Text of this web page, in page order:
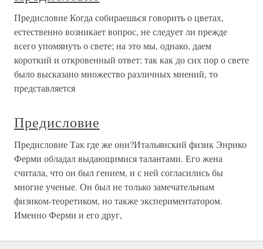
Предисловие Когда собираешься говорить о цветах,
естественно возникает вопрос, не следует ли прежде
всего упомянуть о свете; на это мы, однако, даем
короткий и откровенный ответ: так как до сих пор о свете
было высказано множество различных мнений, то
представляется
Предисловие
Предисловие Так где же они?Итальянский физик Энрико
Ферми обладал выдающимися талантами. Его жена
считала, что он был гением, и с ней согласились бы
многие ученые. Он был не только замечательным
физиком-теоретиком, но также экспериментатором.
Именно Ферми и его друг,